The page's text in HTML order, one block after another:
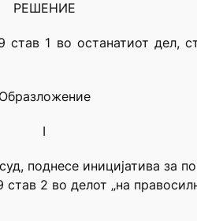
РЕШЕНИЕ
1 во останатиот дел,
Образложение
I
поднесе иницијатива за
2 во делот „на